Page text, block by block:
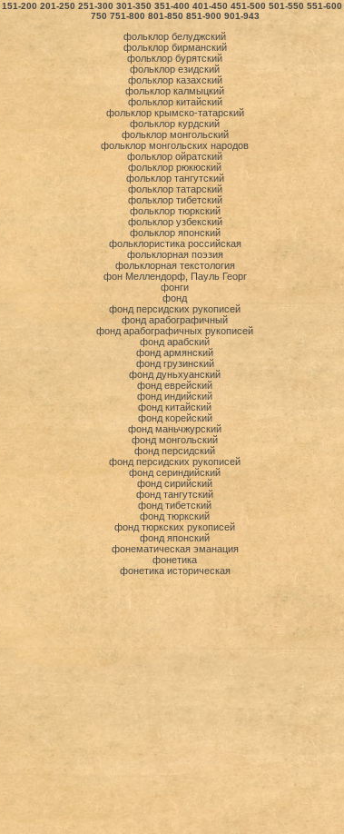
151-200 201-250 251-300 301-350 351-400 401-450 451-500 501-550 551-600
750 751-800 801-850 851-900 901-943
фольклор белуджский
фольклор бирманский
фольклор бурятский
фольклор езидский
фольклор казахский
фольклор калмыцкий
фольклор китайский
фольклор крымско-татарский
фольклор курдский
фольклор монгольский
фольклор монгольских народов
фольклор ойратский
фольклор рюкюский
фольклор тангутский
фольклор татарский
фольклор тибетский
фольклор тюркский
фольклор узбекский
фольклор японский
фольклористика российская
фольклорная поэзия
фольклорная текстология
фон Меллендорф, Пауль Георг
фонги
фонд
фонд персидских рукописей
фонд арабографичный
фонд арабографичных рукописей
фонд арабский
фонд армянский
фонд грузинский
фонд дуньхуанский
фонд еврейский
фонд индийский
фонд китайский
фонд корейский
фонд маньчжурский
фонд монгольский
фонд персидский
фонд персидских рукописей
фонд сериндийский
фонд сирийский
фонд тангутский
фонд тибетский
фонд тюркский
фонд тюркских рукописей
фонд японский
фонематическая эманация
фонетика
фонетика историческая